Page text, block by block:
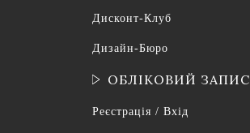
Дисконт-Клуб
Дизайн-Бюро
ОБЛІКОВИЙ ЗАПИС
Реєстрація / Вхід